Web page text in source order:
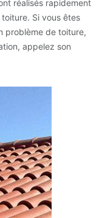
réalisés rapidement
Si vous êtes
problème de toiture,
appelez son